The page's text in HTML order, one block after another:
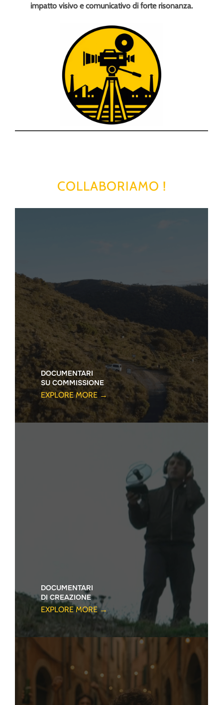
impatto visivo e comunicativo di forte risonanza.
COLLABORIAMO !
DOCUMENTARI
SU COMMISSIONE
EXPLORE MORE →
DOCUMENTARI
DI CREAZIONE
EXPLORE MORE →